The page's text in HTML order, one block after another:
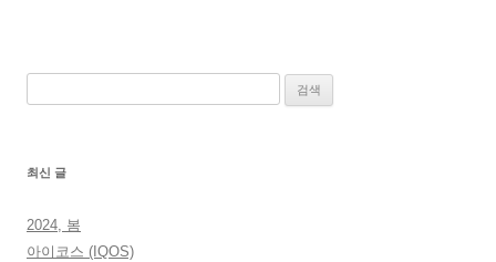
최신 글
2024, 봄
아이코스 (IQOS)